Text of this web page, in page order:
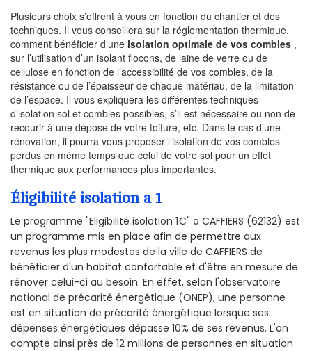
Plusieurs choix s’offrent à vous en fonction du chantier et des
techniques. Il vous conseillera sur la réglementation thermique,
comment bénéficier d’une isolation optimale de vos combles ,
sur l’utilisation d’un isolant flocons, de laine de verre ou de
cellulose en fonction de l’accessibilité de vos combles, de la
résistance ou de l’épaisseur de chaque matériau, de la limitation
de l’espace. Il vous expliquera les différentes techniques
d’isolation sol et combles possibles, s’il est nécessaire ou non de
recourir à une dépose de votre toiture, etc. Dans le cas d’une
rénovation, il pourra vous proposer l’isolation de vos combles
perdus en même temps que celui de votre sol pour un effet
thermique aux performances plus importantes.
Éligibilité isolation a 1
Le programme "Eligibilité isolation 1€" a CAFFIERS (62132) est
un programme mis en place afin de permettre aux
revenus les plus modestes de la ville de CAFFIERS de
bénéficier d'un habitat confortable et d'être en mesure de
rénover celui-ci au besoin. En effet, selon l'observatoire
national de précarité énergétique (ONEP), une personne
est en situation de précarité énergétique lorsque ses
dépenses énergétiques dépasse 10% de ses revenus. L'on
compte ainsi près de 12 millions de personnes en situation